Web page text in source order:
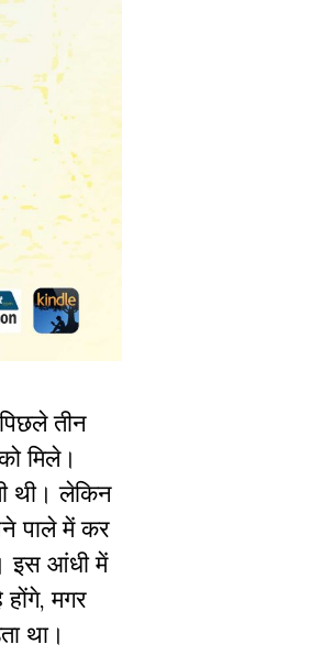
तीन
मिले।
थी। लेकिन
पाले में कर
इस आंधी में
मगर
था।